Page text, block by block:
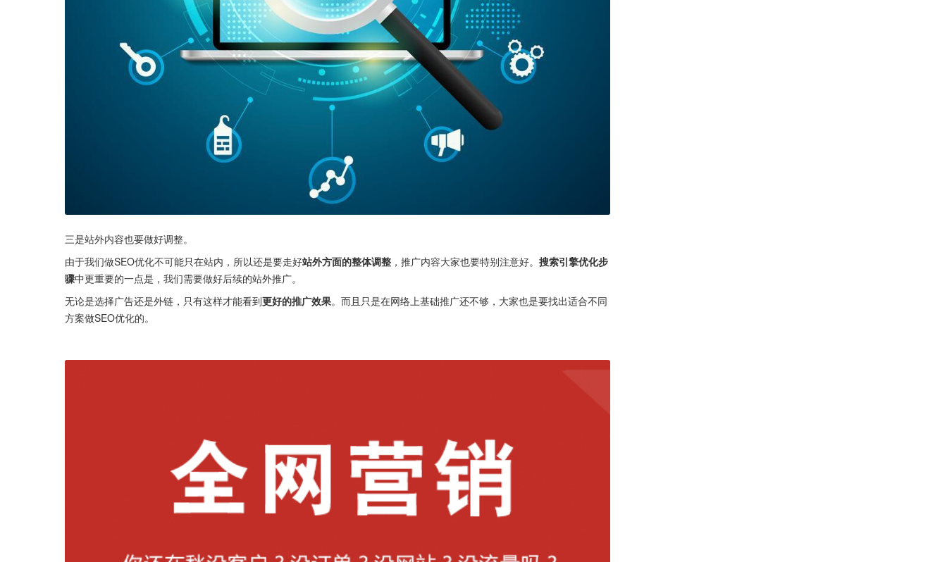
三是站外内容也要做好调整。
由于我们做SEO优化不可能只在站内，所以还是要走好站外方面的整体调整 ，推广内容大家也要特别注意好。 搜索引擎优化步
骤中更重要的一点是，我们需要做好后续的站外推广。
无论是选择广告还是外链，只有这样才能看到更好的推广效果。而且只是在网络上基础推广还不够，大家也是要找出适合不同
方案做SEO优化的。